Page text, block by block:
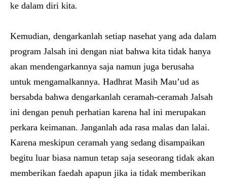
ke dalam diri kita.
Kemudian, dengarkanlah setiap nasehat yang ada dalam
program Jalsah ini dengan niat bahwa kita tidak hanya
akan mendengarkannya saja namun juga berusaha
untuk mengamalkannya. Hadhrat Masih Mau’ud as
bersabda bahwa dengarkanlah ceramah-ceramah Jalsah
ini dengan penuh perhatian karena hal ini merupakan
perkara keimanan. Janganlah ada rasa malas dan lalai.
Karena meskipun ceramah yang sedang disampaikan
begitu luar biasa namun tetap saja seseorang tidak akan
memberikan faedah apapun jika ia tidak memberikan